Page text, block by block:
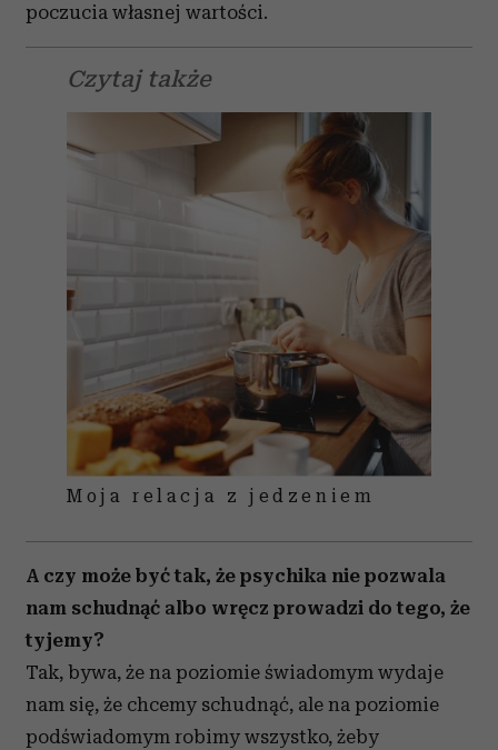
poczucia własnej wartości.
Czytaj także
Moja relacja z jedzeniem
A czy może być tak, że psychika nie pozwala
nam schudnąć albo wręcz prowadzi do tego, że
tyjemy?
Tak, bywa, że na poziomie świadomym wydaje
nam się, że chcemy schudnąć, ale na poziomie
podświadomym robimy wszystko, żeby